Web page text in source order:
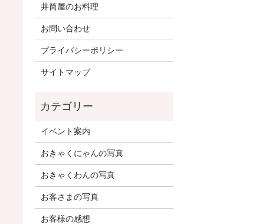
井筒屋のお料理
お問い合わせ
プライバシーポリシー
サイトマップ
イベント案内
おきゃくにゃんの写真
おきゃくわんの写真
お客さまの写真
お客様の感想